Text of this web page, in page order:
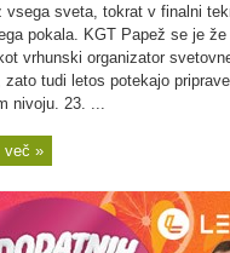
vsega sveta, tokrat v finalni
pokala. KGT Papež se je
vrhunski organizator
zato tudi letos potekajo
nivoju. 23. ...
več »